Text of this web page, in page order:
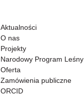
Aktualności
O nas
Projekty
Narodowy Program Leśny
Oferta
Zamówienia publiczne
ORCID